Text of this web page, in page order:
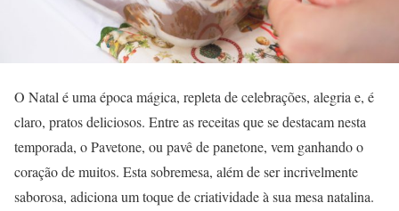
O Natal é uma época mágica, repleta de celebrações, alegria e, é
claro, pratos deliciosos. Entre as receitas que se destacam nesta
temporada, o Pavetone, ou pavê de panetone, vem ganhando o
coração de muitos. Esta sobremesa, além de ser incrivelmente
saborosa, adiciona um toque de criatividade à sua mesa natalina.